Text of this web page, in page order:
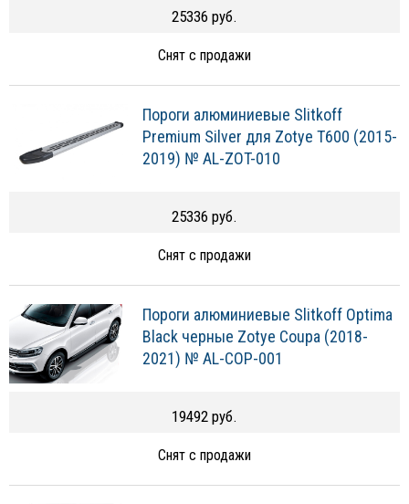
25336 руб.
Снят с продажи
Пороги алюминиевые Slitkoff
Premium Silver для Zotye T600 (2015-
2019) № AL-ZOT-010
25336 руб.
Снят с продажи
Пороги алюминиевые Slitkoff Optima
Black черные Zotye Coupa (2018-
2021) № AL-COP-001
19492 руб.
Снят с продажи